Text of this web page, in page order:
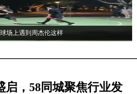
场上遇到周杰伦这样
启，58同城聚焦行业发